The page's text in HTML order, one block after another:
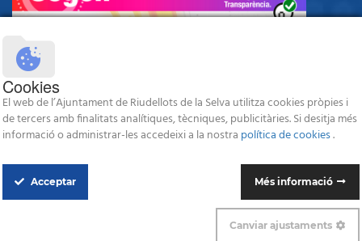
Política de protecció de dades-Política de Cookies
Disseny i programació web: Blaupixel.com
Cookies
El web de l’Ajuntament de Riudellots de la Selva utilitza cookies pròpies i
de tercers amb finalitats analítiques, tècniques, publicitàries. Si desitja més
informació o administrar-les accedeixi a la nostra política de cookies.
Acceptar Més informació
Canviar ajustaments